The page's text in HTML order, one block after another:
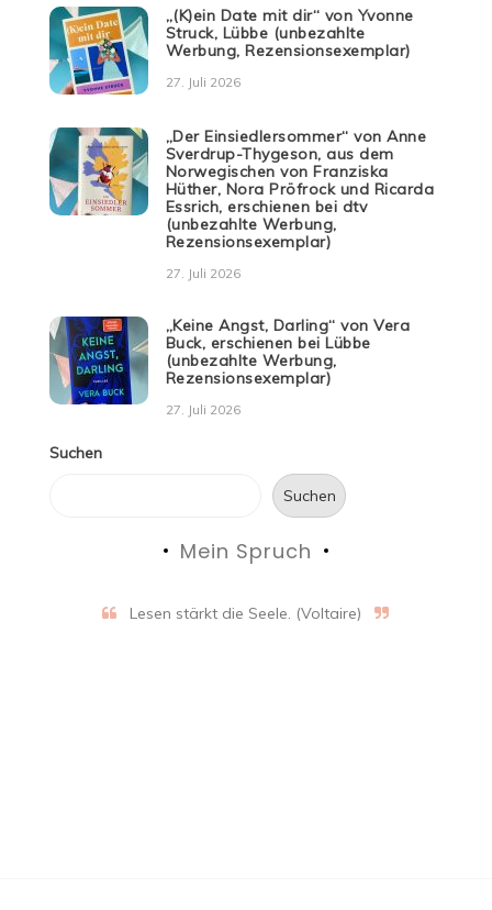
„(K)ein Date mit dir“ von Yvonne
Struck, Lübbe (unbezahlte
Werbung, Rezensionsexemplar)
27. Juli 2026
„Der Einsiedlersommer“ von Anne
Sverdrup-Thygeson, aus dem
Norwegischen von Franziska
Hüther, Nora Pröfrock und Ricarda
Essrich, erschienen bei dtv
(unbezahlte Werbung,
Rezensionsexemplar)
27. Juli 2026
„Keine Angst, Darling“ von Vera
Buck, erschienen bei Lübbe
(unbezahlte Werbung,
Rezensionsexemplar)
27. Juli 2026
Suchen
Suchen
Mein Spruch
Lesen stärkt die Seele. (Voltaire)